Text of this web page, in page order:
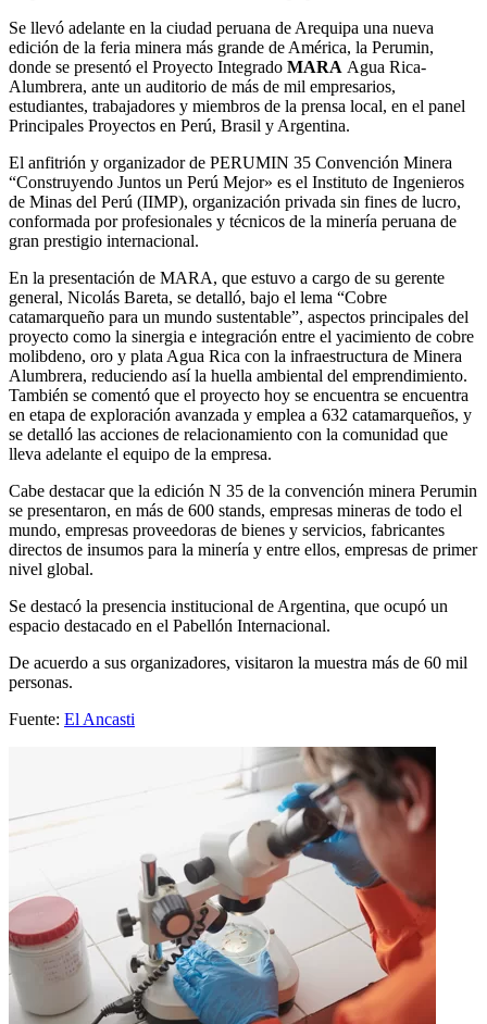
Se llevó adelante en la ciudad peruana de Arequipa una nueva
edición de la feria minera más grande de América, la Perumin,
donde se presentó el Proyecto Integrado MARA Agua Rica-
Alumbrera, ante un auditorio de más de mil empresarios,
estudiantes, trabajadores y miembros de la prensa local, en el panel
Principales Proyectos en Perú, Brasil y Argentina.
El anfitrión y organizador de PERUMIN 35 Convención Minera
“Construyendo Juntos un Perú Mejor» es el Instituto de Ingenieros
de Minas del Perú (IIMP), organización privada sin fines de lucro,
conformada por profesionales y técnicos de la minería peruana de
gran prestigio internacional.
En la presentación de MARA, que estuvo a cargo de su gerente
general, Nicolás Bareta, se detalló, bajo el lema “Cobre
catamarqueño para un mundo sustentable”, aspectos principales del
proyecto como la sinergia e integración entre el yacimiento de cobre
molibdeno, oro y plata Agua Rica con la infraestructura de Minera
Alumbrera, reduciendo así la huella ambiental del emprendimiento.
También se comentó que el proyecto hoy se encuentra se encuentra
en etapa de exploración avanzada y emplea a 632 catamarqueños, y
se detalló las acciones de relacionamiento con la comunidad que
lleva adelante el equipo de la empresa.
Cabe destacar que la edición N 35 de la convención minera Perumin
se presentaron, en más de 600 stands, empresas mineras de todo el
mundo, empresas proveedoras de bienes y servicios, fabricantes
directos de insumos para la minería y entre ellos, empresas de primer
nivel global.
Se destacó la presencia institucional de Argentina, que ocupó un
espacio destacado en el Pabellón Internacional.
De acuerdo a sus organizadores, visitaron la muestra más de 60 mil
personas.
Fuente: El Ancasti